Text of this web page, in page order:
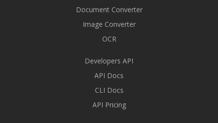
Document Converter
Image Converter
OCR
Developers API
API Docs
CLI Docs
API Pricing